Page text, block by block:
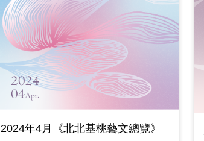
2024年4月《北北基桃藝文總覽》